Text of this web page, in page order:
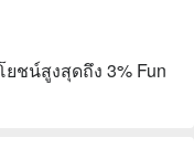
ชน์สูงสุดถึง 3% Fun